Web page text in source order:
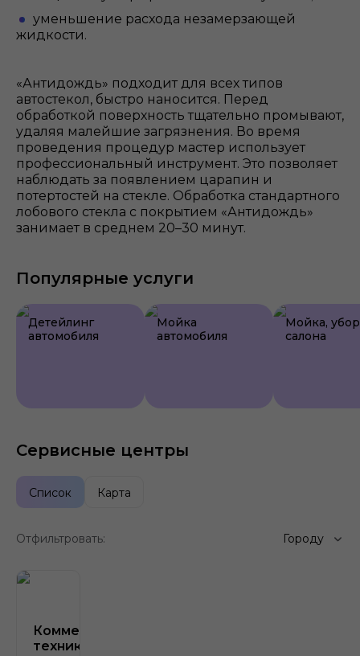
уменьшение расхода незамерзающей
жидкости.
«Антидождь» подходит для всех типов
автостекол, быстро наносится. Перед
обработкой поверхность тщательно промывают,
удаляя малейшие загрязнения. Во время
проведения процедур мастер использует
профессиональный инструмент. Это позволяет
наблюдать за появлением царапин и
потертостей на стекле. Обработка стандартного
лобового стекла с покрытием «Антидождь»
занимает в среднем 20–30 минут.
Популярные услуги
Детейлинг
автомобиля
Мойка
автомобиля
Мойка,
салона
Сервисные центры
Список Карта
Отфильтровать: Городу
Коммерческая
техника